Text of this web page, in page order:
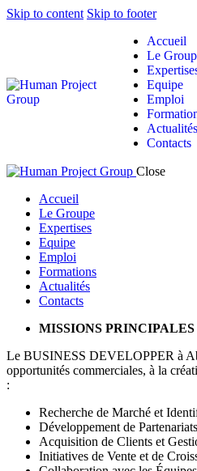
Skip to content Skip to footer
Accueil
Le
Equipe
Emploi
Actualités
Contacts
Close
Accueil
Le Groupe
Expertises
Equipe
Emploi
Formations
Actualités
Contacts
MISSIONS PRINCIPALES
Le BUSINESS DEVELOPPER à
opportunités commerciales, à la
:
Recherche de Marché et
Développement de
Acquisition de Clients et
Initiatives de Vente et de